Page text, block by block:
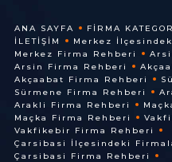
ANA SAYFA FIRMA
İLETIŞIM
Merkez
Merkez Firma Rehberi
Arsin Firma Rehberi
Akçaabat Firma Rehberi
Sürmene Firma Rehberi
Arakli Firma Rehberi
Maçka Firma Rehberi
Vakfikebir Firma Rehberi
Çarsibasi İlçesindeki
Çarsibasi Firma Rehberi